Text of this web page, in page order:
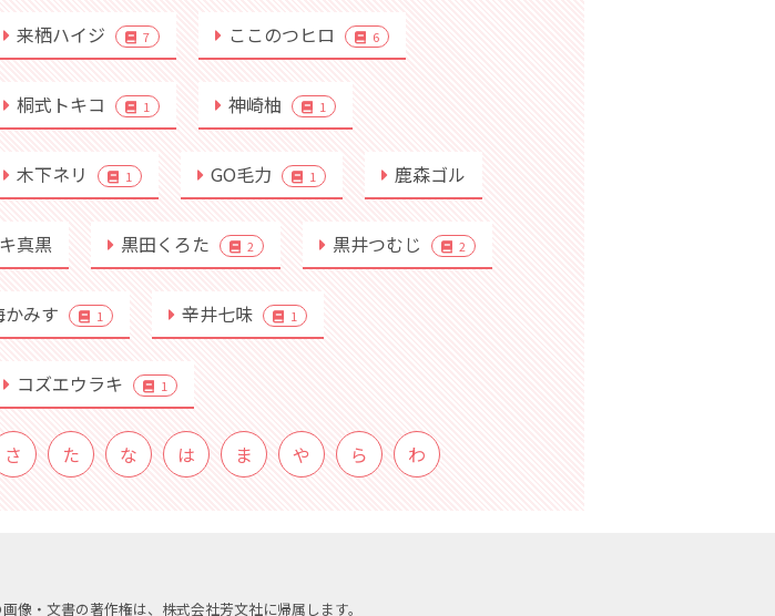
来栖ハイジ 7 ここのつヒロ 6
桐式トキコ 1 神崎柚 1
木下ネリ 1 GO毛力 1 鹿森ゴル
真黒 黒田くろた 2 黒井つむじ 2
かみす 1 辛井七味 1
コズエウラキ 1
さ た な は ま や ら わ
像・文書の著作権は、株式会社芳文社に帰属します。